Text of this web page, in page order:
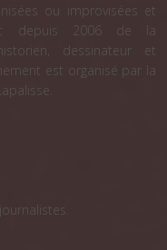
ou improvisées et
depuis 2006 de la
dessinateur et
est organisé par la